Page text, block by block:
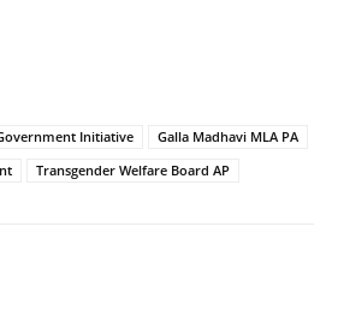
Initiative
Galla Madhavi MLA PA
Transgender Welfare Board AP